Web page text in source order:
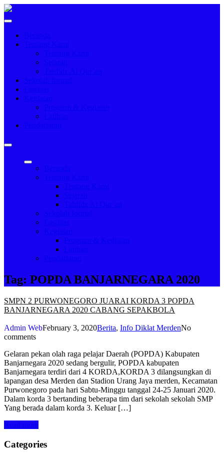
Tag: POPDA BANJARNEGARA 2020
SMPN 2 PURWONEGORO JUARAI KORDA 3 POPDA
BANJARNEGARA 2020 CABANG SEPAKBOLA
Admin WebFebruary 3, 2020Berita, Info Diklat MerdenNo
comments
Gelaran pekan olah raga pelajar Daerah (POPDA) Kabupaten
Banjarnegara 2020 sedang bergulir, POPDA kabupaten
Banjarnegara terdiri dari 4 KORDA,KORDA 3 dilangsungkan di
lapangan desa Merden dan Stadion Urang Jaya merden, Kecamatan
Purwonegoro pada hari Sabtu-Minggu tanggal 24-25 Januari 2020.
Dalam korda 3 bertanding beberapa tim dari sekolah sekolah SMP
Yang berada dalam korda 3. Keluar […]
Categories